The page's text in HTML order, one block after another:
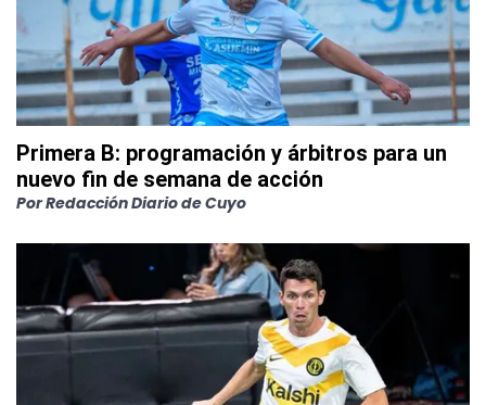
Primera B: programación y árbitros para un
nuevo fin de semana de acción
PorRedacción Diario de Cuyo